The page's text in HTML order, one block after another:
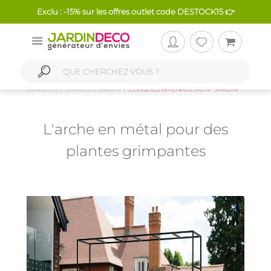
Exclu : -15% sur les offres outlet code DESTOCK15 👉
CONSEILS CONSEILS JARDIN CONSEILS AMÉNAGEMENT JARDIN
L'arche en métal pour des
plantes grimpantes